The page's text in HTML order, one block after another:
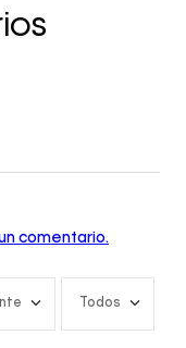
comentario.
Todos